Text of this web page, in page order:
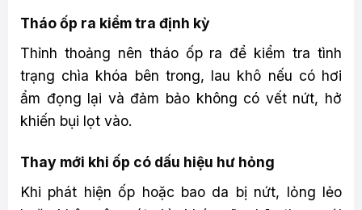
Tháo ốp ra kiểm tra định kỳ
Thỉnh thoảng nên tháo ốp ra để kiểm tra tình
trạng chìa khóa bên trong, lau khô nếu có hơi
ẩm đọng lại và đảm bảo không có vết nứt, hở
khiến bụi lọt vào.
Thay mới khi ốp có dấu hiệu hư hỏng
Khi phát hiện ốp hoặc bao da bị nứt, lỏng lẻo